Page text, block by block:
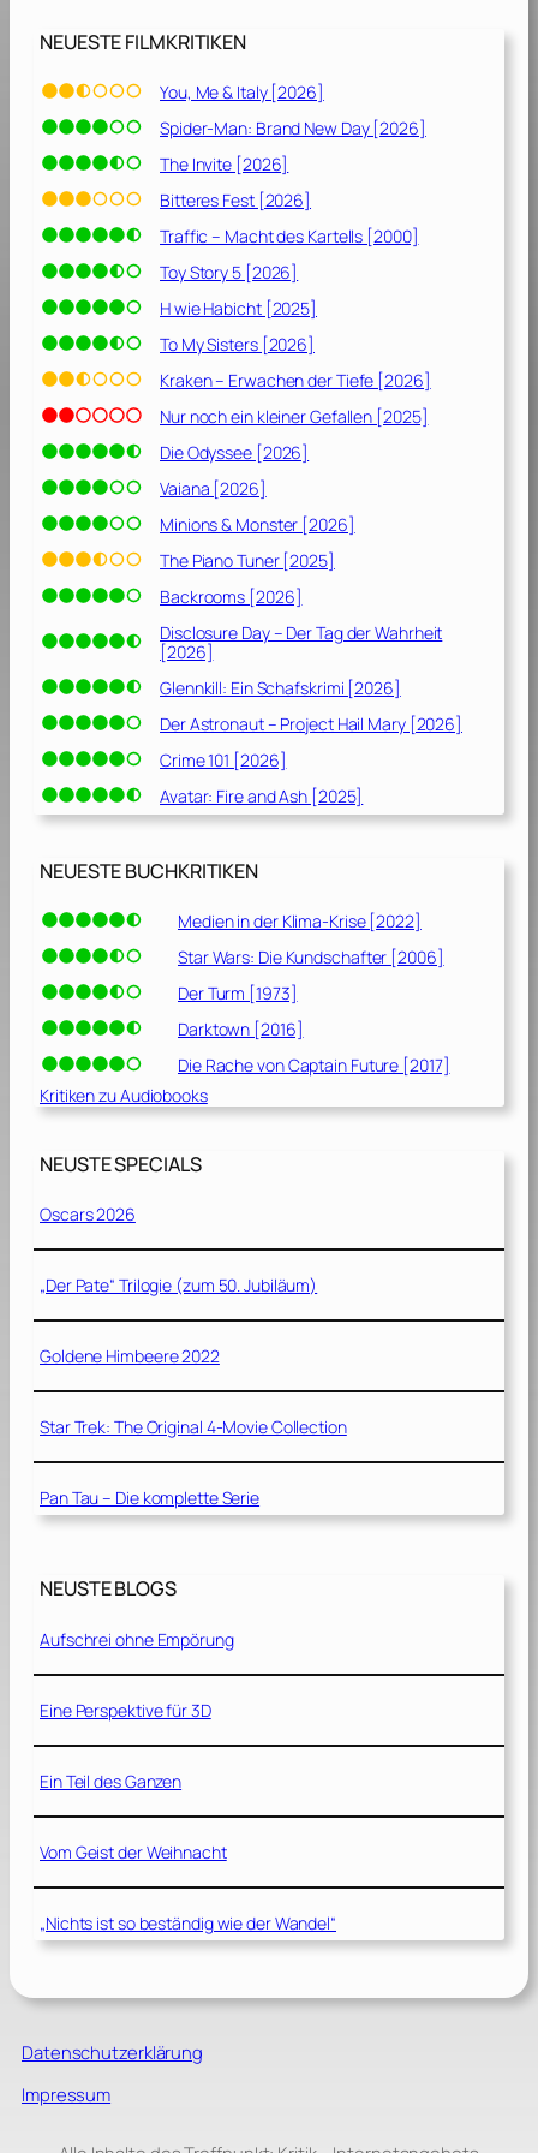
NEUESTE FILMKRITIKEN
You, Me & Italy [2026]
Spider-Man: Brand New Day [2026]
The Invite [2026]
Bitteres Fest [2026]
Traffic – Macht des Kartells [2000]
Toy Story 5 [2026]
H wie Habicht [2025]
To My Sisters [2026]
Kraken – Erwachen der Tiefe [2026]
Nur noch ein kleiner Gefallen [2025]
Die Odyssee [2026]
Vaiana [2026]
Minions & Monster [2026]
The Piano Tuner [2025]
Backrooms [2026]
Disclosure Day – Der Tag der Wahrheit
[2026]
Glennkill: Ein Schafskrimi [2026]
Der Astronaut – Project Hail Mary [2026]
Crime 101 [2026]
Avatar: Fire and Ash [2025]
NEUESTE BUCHKRITIKEN
Medien in der Klima-Krise [2022]
Star Wars: Die Kundschafter [2006]
Der Turm [1973]
Darktown [2016]
Die Rache von Captain Future [2017]
Kritiken zu Audiobooks
NEUSTE SPECIALS
Oscars 2026
„Der Pate“ Trilogie (zum 50. Jubiläum)
Goldene Himbeere 2022
Star Trek: The Original 4-Movie Collection
Pan Tau – Die komplette Serie
NEUSTE BLOGS
Aufschrei ohne Empörung
Eine Perspektive für 3D
Ein Teil des Ganzen
Vom Geist der Weihnacht
„Nichts ist so beständig wie der Wandel“
Datenschutzerklärung
Impressum